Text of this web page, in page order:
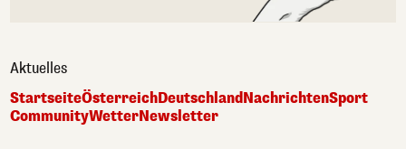
Aktuelles
StartseiteÖsterreichDeutschlandNachrichtenSport
CommunityWetterNewsletter